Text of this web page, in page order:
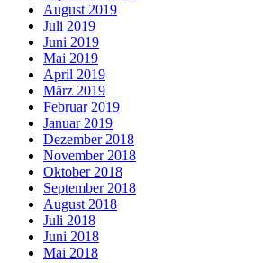
August 2019
Juli 2019
Juni 2019
Mai 2019
April 2019
März 2019
Februar 2019
Januar 2019
Dezember 2018
November 2018
Oktober 2018
September 2018
August 2018
Juli 2018
Juni 2018
Mai 2018